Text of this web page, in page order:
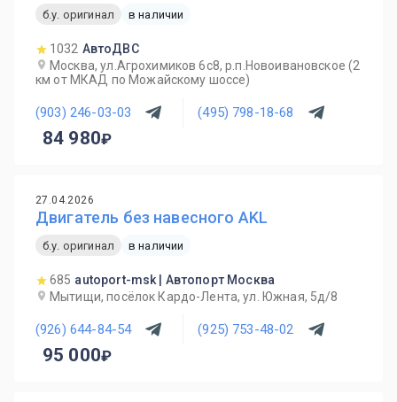
б.у. оригинал в наличии
1032 АвтоДВС
Москва, ул.Агрохимиков 6с8, р.п.Новоивановское (2
км от МКАД по Можайскому шоссе)
(903) 246-03-03 (495) 798-18-68
84 980
27.04.2026
Двигатель без навесного AKL
б.у. оригинал в наличии
685 autoport-msk | Автопорт Москва
Мытищи, посёлок Кардо-Лента, ул. Южная, 5д/8
(926) 644-84-54 (925) 753-48-02
95 000